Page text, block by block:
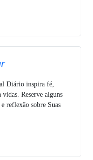
Diário inspira fé,
Reserve alguns
reflexão sobre Suas